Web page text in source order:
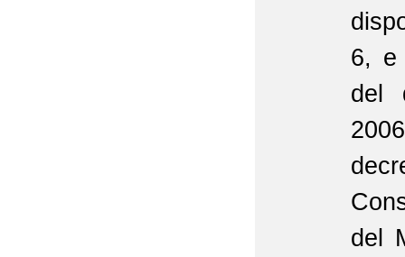
6, e
del
del